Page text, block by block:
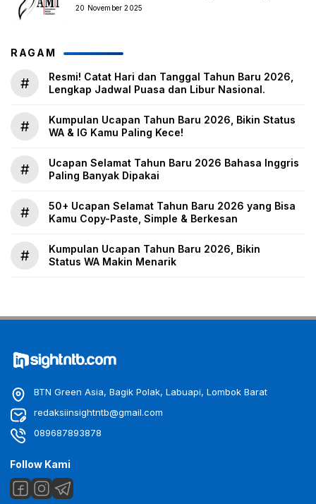
20 November 2025
RAGAM
#
Resmi! Catat Hari dan Tanggal Tahun Baru 2026,
Lengkap Jadwal Puasa dan Libur Nasional.
#
Kumpulan Ucapan Tahun Baru 2026, Bikin Status
WA & IG Kamu Paling Kece!
#
Ucapan Selamat Tahun Baru 2026 Bahasa Inggris
Paling Banyak Dipakai
#
50+ Ucapan Selamat Tahun Baru 2026 yang Bisa
Kamu Copy-Paste, Simple & Berkesan
#
Kumpulan Ucapan Tahun Baru 2026, Bikin
Status WA Makin Menarik
BTN Green Asia, Bagik Polak, Labuapi, Lombok Barat
redaksiinsightntb@gmail.com
089687893878
Follow Kami